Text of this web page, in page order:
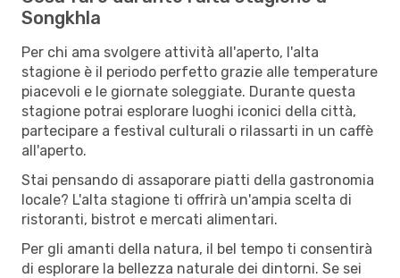
Songkhla
Per chi ama svolgere attività all'aperto, l'alta
stagione è il periodo perfetto grazie alle temperature
piacevoli e le giornate soleggiate. Durante questa
stagione potrai esplorare luoghi iconici della città,
partecipare a festival culturali o rilassarti in un caffè
all'aperto.
Stai pensando di assaporare piatti della gastronomia
locale? L'alta stagione ti offrirà un'ampia scelta di
ristoranti, bistrot e mercati alimentari.
Per gli amanti della natura, il bel tempo ti consentirà
di esplorare la bellezza naturale dei dintorni. Se sei